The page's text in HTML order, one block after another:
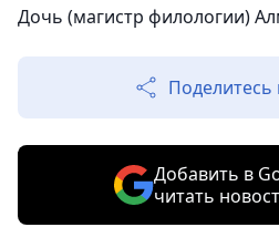
Дочь (магистр филологии)
Добавить в
читать